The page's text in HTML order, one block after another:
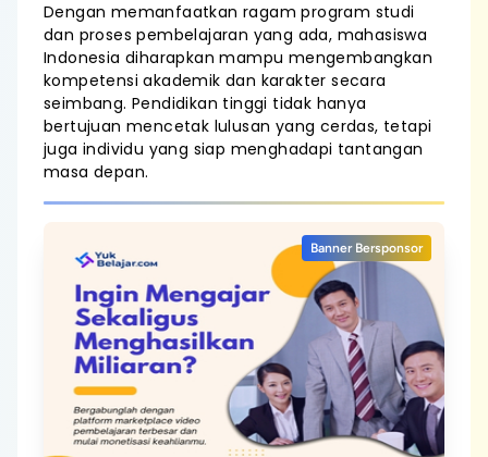
Dengan memanfaatkan ragam program studi
dan proses pembelajaran yang ada, mahasiswa
Indonesia diharapkan mampu mengembangkan
kompetensi akademik dan karakter secara
seimbang. Pendidikan tinggi tidak hanya
bertujuan mencetak lulusan yang cerdas, tetapi
juga individu yang siap menghadapi tantangan
masa depan.
Banner Bersponsor